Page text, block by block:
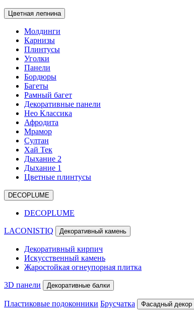
Цветная лепнина
Молдинги
Карнизы
Плинтусы
Уголки
Панели
Бордюры
Багеты
Рамный багет
Декоративные панели
Нео Классика
Афродита
Мрамор
Султан
Хай Тек
Дыхание 2
Дыхание 1
Цветные плинтусы
DECOPLUME
DECOPLUME
LACONISTIQ Декоративный камень
Декоративный кирпич
Искусственный камень
Жаростойкая огнеупорная плитка
3D панели Декоративные балки
Пластиковые подоконники Брусчатка Фасадный декор